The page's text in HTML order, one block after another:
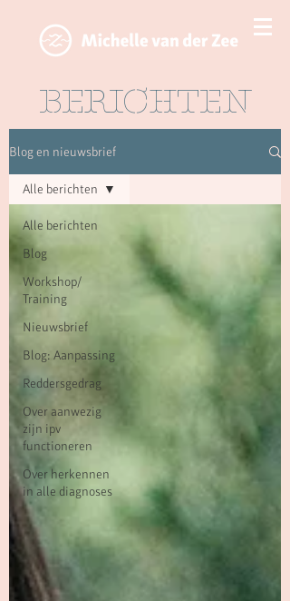
BERICHTEN
Blog en nieuwsbrief
Alle berichten
Blog
Workshop/
Training
Nieuwsbrief
Blog: Aanpassing
Reddersgedrag
Over aanwezig
zijn ipv
functioneren
Over herkennen
in alle diagnoses
Alle berichten